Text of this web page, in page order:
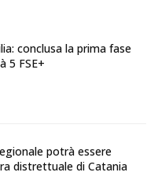
conclusa la prima fase
5 FSE+
potrà essere
distrettuale di Catania